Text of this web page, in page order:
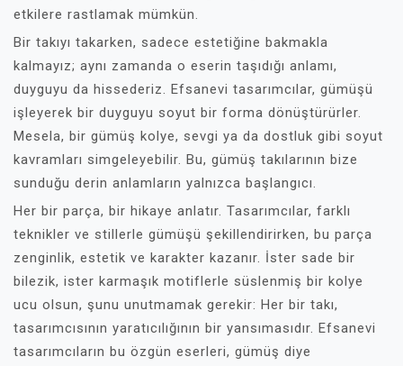
etkilere rastlamak mümkün.
Bir takıyı takarken, sadece estetiğine bakmakla
kalmayız; aynı zamanda o eserin taşıdığı anlamı,
duyguyu da hissederiz. Efsanevi tasarımcılar, gümüşü
işleyerek bir duyguyu soyut bir forma dönüştürürler.
Mesela, bir gümüş kolye, sevgi ya da dostluk gibi soyut
kavramları simgeleyebilir. Bu, gümüş takılarının bize
sunduğu derin anlamların yalnızca başlangıcı.
Her bir parça, bir hikaye anlatır. Tasarımcılar, farklı
teknikler ve stillerle gümüşü şekillendirirken, bu parça
zenginlik, estetik ve karakter kazanır. İster sade bir
bilezik, ister karmaşık motiflerle süslenmiş bir kolye
ucu olsun, şunu unutmamak gerekir: Her bir takı,
tasarımcısının yaratıcılığının bir yansımasıdır. Efsanevi
tasarımcıların bu özgün eserleri, gümüş diye